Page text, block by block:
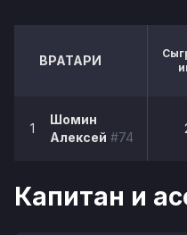
ВРАТАРИ
1
Шомин
Алексей #74
Капитан и